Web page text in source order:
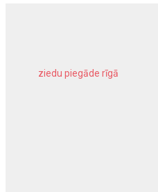
ziedu piegāde rīgā